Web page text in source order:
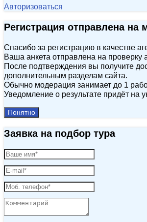
Авторизоваться
Регистрация отправлена на
Спасибо за регистрацию в качестве
Ваша анкета отправлена на проверку
После подтверждения вы получите
дополнительным разделам сайта.
Обычно модерация занимает до 1
Уведомление о результате придёт на
Понятно
Заявка на подбор тура